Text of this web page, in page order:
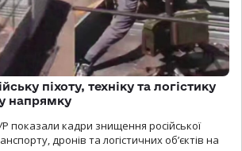
піхоту, техніку та логістику
напрямку
показали кадри знищення російської
дронів та логістичних об’єктів на